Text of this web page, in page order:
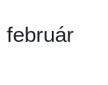
február